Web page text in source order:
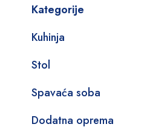
Kategorije
Kuhinja
Stol
Spavaća soba
Dodatna oprema